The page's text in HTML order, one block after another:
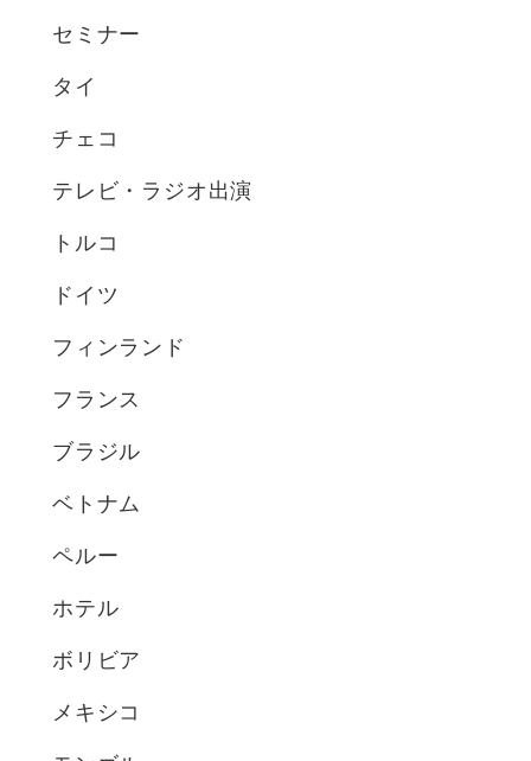
セミナー
タイ
チェコ
テレビ・ラジオ出演
トルコ
ドイツ
フィンランド
フランス
ブラジル
ベトナム
ペルー
ホテル
ボリビア
メキシコ